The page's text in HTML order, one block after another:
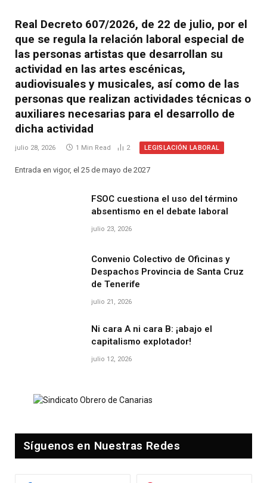
Real Decreto 607/2026, de 22 de julio, por el
que se regula la relación laboral especial de
las personas artistas que desarrollan su
actividad en las artes escénicas,
audiovisuales y musicales, así como de las
personas que realizan actividades técnicas o
auxiliares necesarias para el desarrollo de
dicha actividad
julio 28, 2026 1 Min Read 2 LEGISLACIÓN LABORAL
Entrada en vigor, el 25 de mayo de 2027
FSOC cuestiona el uso del término
absentismo en el debate laboral
julio 23, 2026
Convenio Colectivo de Oficinas y
Despachos Provincia de Santa Cruz
de Tenerife
julio 21, 2026
Ni cara A ni cara B: ¡abajo el
capitalismo explotador!
julio 12, 2026
Síguenos en Nuestras Redes